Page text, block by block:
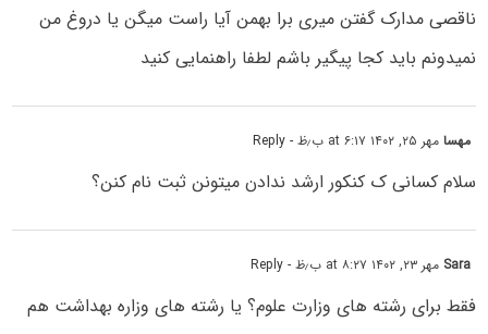
ناقصی مدارک گفتن میری برا بهمن آیا راست میگن یا دروغ من
نمیدونم باید کجا پیگیر باشم لطفا راهنمایی کنید
مهسامهر ۲۵, ۱۴۰۲ at ۶:۱۷ ب٫ظ - Reply
سلام کسانی ک کنکور ارشد ندادن میتونن ثبت نام کنن؟
Sara مهر ۲۳, ۱۴۰۲ at ۸:۲۷ ب٫ظ - Reply
فقط برای رشته های وزارت علوم؟ یا رشته های وزاره بهداشت هم